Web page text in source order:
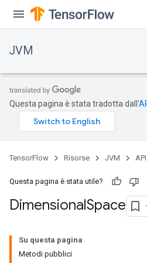
JVM
Questa pagina è stata tradotta dall'
TensorFlow Risorse JVM API
Questa pagina è stata utile?
DimensionalSpace
Su questa pagina
Metodi pubblici